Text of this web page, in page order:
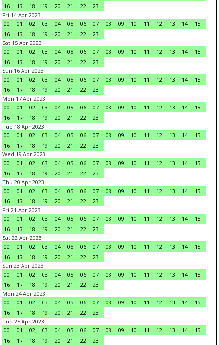
16
17 18 19 20 21 22
23
Fri 14 Apr 2023
00
01 02 03 04 05 06 07 08 09 10 11 12 13 14
15
16
17 18 19 20 21 22
23
Sat 15 Apr 2023
00
01 02 03 04 05 06 07 08 09 10 11 12 13 14
15
16
17 18 19 20 21 22
23
Sun 16 Apr 2023
00
01 02 03 04 05 06 07 08 09 10 11 12 13 14
15
16
17 18 19 20 21 22
23
Mon 17 Apr 2023
00
01 02 03 04 05 06 07 08 09 10 11 12 13 14
15
16
17 18 19 20 21 22
23
Tue 18 Apr 2023
00
01 02 03 04 05 06 07 08 09 10 11 12 13 14
15
16
17 18 19 20 21 22
23
Wed 19 Apr 2023
00
01 02 03 04 05 06 07 08 09 10 11 12 13 14
15
16
17 18 19 20 21 22
23
Thu 20 Apr 2023
00
01 02 03 04 05 06 07 08 09 10 11 12 13 14
15
16
17 18 19 20 21 22
23
Fri 21 Apr 2023
00
01 02 03 04 05 06 07 08 09 10 11 12 13 14
15
16
17 18 19 20 21 22
23
Sat 22 Apr 2023
00
01 02 03 04 05 06 07 08 09 10 11 12 13 14
15
16
17 18 19 20 21 22
23
Sun 23 Apr 2023
00
01 02 03 04 05 06 07 08 09 10 11 12 13 14
15
16
17 18 19 20 21 22
23
Mon 24 Apr 2023
00
01 02 03 04 05 06 07 08 09 10 11 12 13 14
15
16
17 18 19 20 21 22
23
Tue 25 Apr 2023
00
01 02 03 04 05 06 07 08 09 10 11 12 13 14
15
16
17 18 19 20 21 22
23